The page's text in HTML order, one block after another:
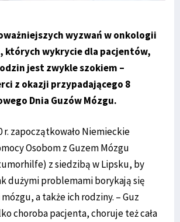
wyzwań w onkologii
których wykrycie dla pacjentów,
jest zwykle szokiem –
z okazji przypadającego 8
Dnia Guzów Mózgu.
r. zapoczątkowało Niemieckie
Osobom z Guzem Mózgu
z siedzibą w Lipsku, by
dużymi problemami borykają się
a także ich rodziny. – Guz
choroba pacjenta, choruje też cała